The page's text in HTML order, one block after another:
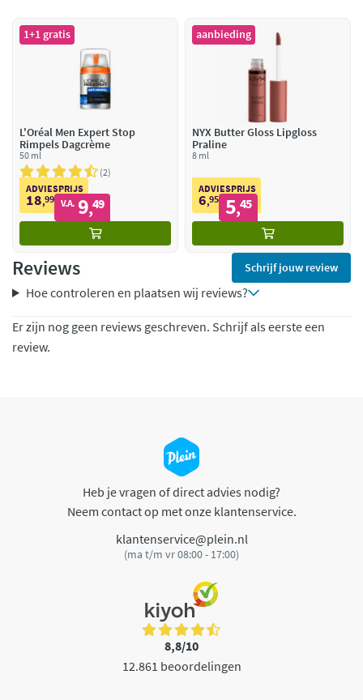
1+1 gratis
L'Oréal Men Expert Stop
Rimpels Dagcrème
50 ml
2
ADVIESPRIJS
18,99 V.A. 9,49
aanbieding
NYX Butter Gloss Lipgloss
Praline
8 ml
ADVIESPRIJS
6,95 5,45
Reviews Schrijf jouw review
Hoe controleren en plaatsen wij reviews?
Er zijn nog geen reviews geschreven. Schrijf als eerste een
review.
Heb je vragen of direct advies nodig?
Neem contact op met onze klantenservice.
klantenservice@plein.nl
(ma t/m vr 08:00 - 17:00)
8,8/10
12.861 beoordelingen